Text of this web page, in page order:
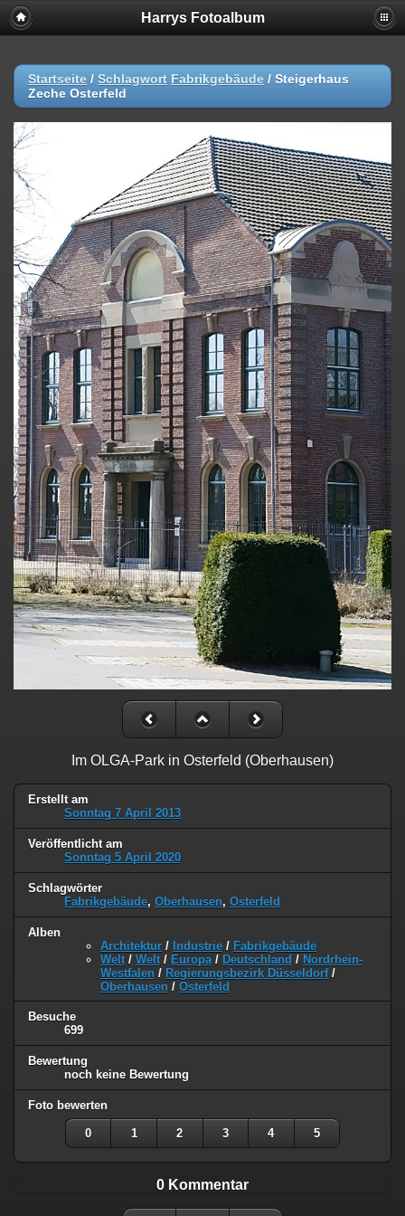
Harrys Fotoalbum
Startseite / Schlagwort Fabrikgebäude / Steigerhaus
Zeche Osterfeld
Im OLGA-Park in Osterfeld (Oberhausen)
Erstellt am
Sonntag 7 April 2013
Veröffentlicht am
Sonntag 5 April 2020
Schlagwörter
Fabrikgebäude, Oberhausen, Osterfeld
Alben
Architektur / Industrie / Fabrikgebäude
Welt / Welt / Europa / Deutschland / Nordrhein-
Westfalen / Regierungsbezirk Düsseldorf/
Oberhausen / Osterfeld
Besuche
699
Bewertung
noch keine Bewertung
Foto bewerten
0 1 2 3 4 5
0 Kommentar